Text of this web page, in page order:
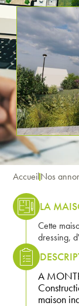
AccueilNos
LA
Cette
dressing,
A
maison